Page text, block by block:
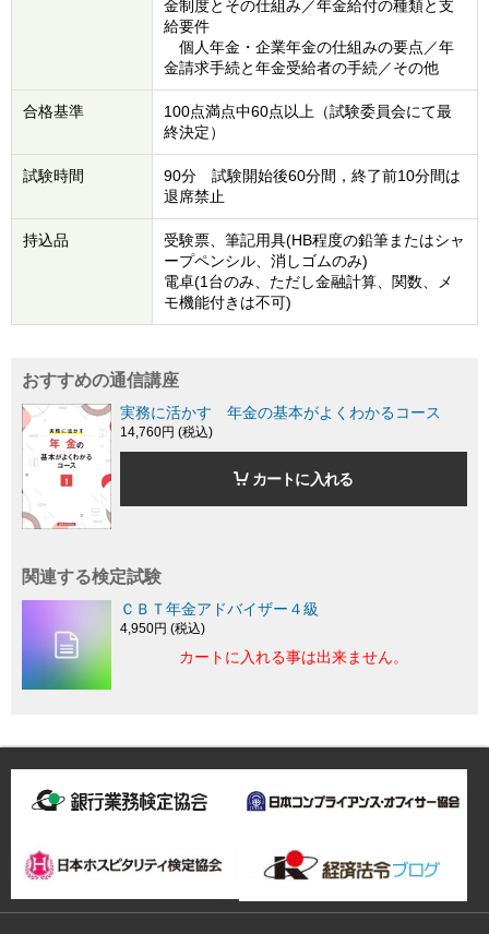
金制度とその仕組み／年金給付の種類と支
給要件
個人年金・企業年金の仕組みの要点／年
金請求手続と年金受給者の手続／その他
合格基準
100点満点中60点以上（試験委員会にて最
終決定）
試験時間
90分 試験開始後60分間，終了前10分間は
退席禁止
持込品
受験票、筆記用具(HB程度の鉛筆またはシャ
ープペンシル、消しゴムのみ)
電卓(1台のみ、ただし金融計算、関数、メ
モ機能付きは不可)
おすすめの通信講座
実務に活かす 年金の基本がよくわかるコース
14,760円 (税込)
カートに入れる
関連する検定試験
ＣＢＴ年金アドバイザー４級
4,950円 (税込)
カートに入れる事は出来ません。